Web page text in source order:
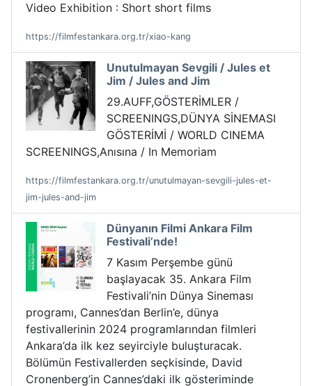
Video Exhibition : Short short films
https://filmfestankara.org.tr/xiao-kang
Unutulmayan Sevgili / Jules et
Jim / Jules and Jim
29.AUFF,GÖSTERİMLER /
SCREENINGS,DÜNYA SİNEMASI
GÖSTERİMİ / WORLD CINEMA
SCREENINGS,Anısına / In Memoriam
https://filmfestankara.org.tr/unutulmayan-sevgili-jules-et-
jim-jules-and-jim
Dünyanın Filmi Ankara Film
Festivali’nde!
7 Kasım Perşembe günü
başlayacak 35. Ankara Film
Festivali’nin Dünya Sineması
programı, Cannes’dan Berlin’e, dünya
festivallerinin 2024 programlarından filmleri
Ankara’da ilk kez seyirciyle buluşturacak.
Bölümün Festivallerden seçkisinde, David
Cronenberg’in Cannes’daki ilk gösteriminde